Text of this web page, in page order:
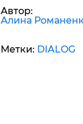
Автор:
Алина
Метки: DIALOG